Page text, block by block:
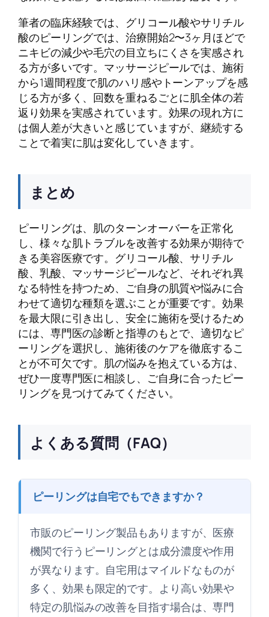
筆者の臨床経験では、グリコール酸やサリチル
酸のピーリングでは、治療開始2〜3ヶ月ほどで
ニキビの減少や毛穴の目立ちにくさを実感され
る方が多いです。マッサージピールでは、施術
から1週間程度で肌のハリ感やトーンアップを感
じる方が多く、回数を重ねるごとに肌全体の若
返り効果を実感されています。効果の現れ方に
は個人差が大きいと感じていますが、継続する
ことで着実に肌は変化していきます。
まとめ
ピーリングは、肌のターンオーバーを正常化
し、様々な肌トラブルを改善する効果が期待で
きる美容医療です。グリコール酸、サリチル
酸、乳酸、マッサージピールなど、それぞれ異
なる特性を持つため、ご自身の肌質や悩みに合
わせて適切な種類を選ぶことが重要です。効果
を最大限に引き出し、安全に施術を受けるため
には、専門医の診断と指導のもとで、適切なピ
ーリングを選択し、施術後のケアを徹底するこ
とが不可欠です。肌の悩みを抱えている方は、
ぜひ一度専門医に相談し、ご自身に合ったピー
リングを見つけてみてください。
よくある質問（FAQ）
ピーリングは自宅でもできますか？
市販のピーリング製品もありますが、医療
機関で行うピーリングとは成分濃度や作用
が異なります。自宅用はマイルドなものが
多く、効果も限定的です。より高い効果や
特定の肌悩みの改善を目指す場合は、専門